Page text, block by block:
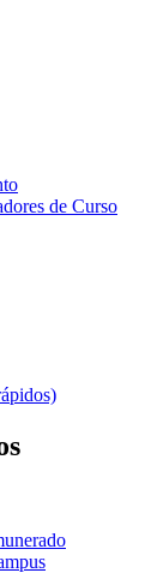
de Curso